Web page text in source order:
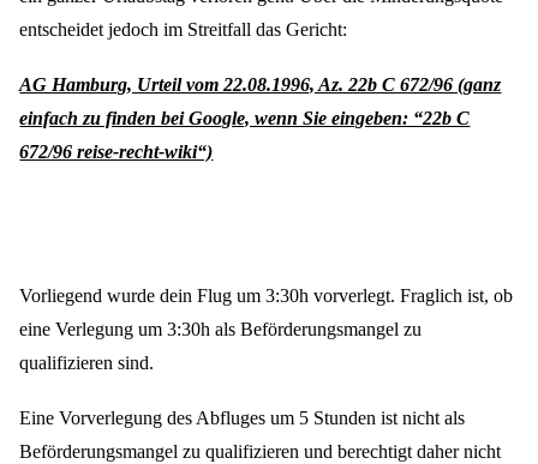
entscheidet jedoch im Streitfall das Gericht:
AG Hamburg, Urteil vom 22.08.1996, Az. 22b C 672/96 (ganz
einfach zu finden bei Google, wenn Sie eingeben: “22b C
672/96 reise-recht-wiki“)
Vorliegend wurde dein Flug um 3:30h vorverlegt. Fraglich ist, ob
eine Verlegung um 3:30h als Beförderungsmangel zu
qualifizieren sind.
Eine Vorverlegung des Abfluges um 5 Stunden ist nicht als
Beförderungsmangel zu qualifizieren und berechtigt daher nicht